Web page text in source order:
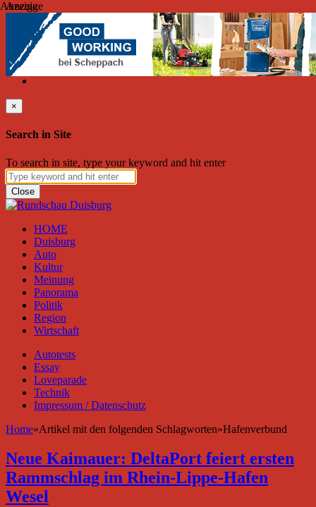
Freitag, August 07, 2026
Friend on Facebook Follow on Twitter Subscribe to RSS
Search
×
Search in Site
To search in site, type your keyword and hit enter
Close
HOME
Duisburg
Auto
Kultur
Meinung
Panorama
Politik
Region
Wirtschaft
Autotests
Essay
Loveparade
Technik
Impressum / Datenschutz
Home»Artikel mit den folgenden Schlagworten»Hafenverbund
Neue Kaimauer: DeltaPort feiert ersten
Rammschlag im Rhein-Lippe-Hafen
Wesel
Anzeige
Anzeige